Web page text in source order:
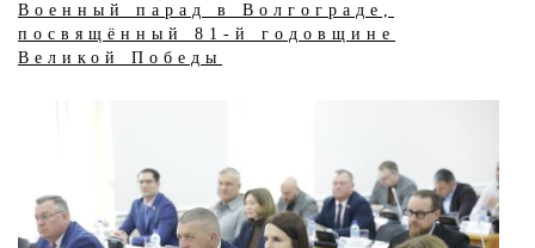
Военный парад в Волгограде,
посвящённый 81-й годовщине
Великой Победы